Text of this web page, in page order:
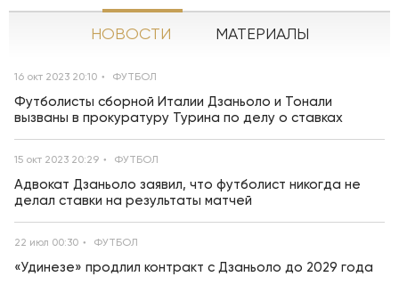
НОВОСТИ МАТЕРИАЛЫ
16 окт 2023 20:10 ФУТБОЛ
Футболисты сборной Италии Дзаньоло и Тонали
вызваны в прокуратуру Турина по делу о ставках
15 окт 2023 20:29 ФУТБОЛ
Адвокат Дзаньоло заявил, что футболист никогда не
делал ставки на результаты матчей
22 июл 00:30 ФУТБОЛ
«Удинезе» продлил контракт с Дзаньоло до 2029 года